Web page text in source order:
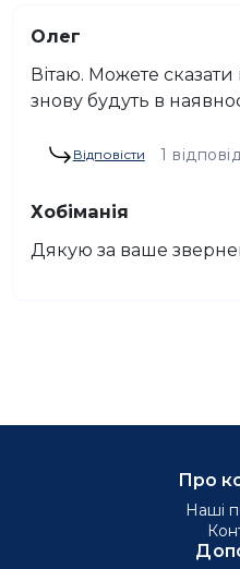
Олег
Вітаю. Можете
знову будуть в
Відповісти 1
Хобіманія
Дякую за ваше
Про
Наші